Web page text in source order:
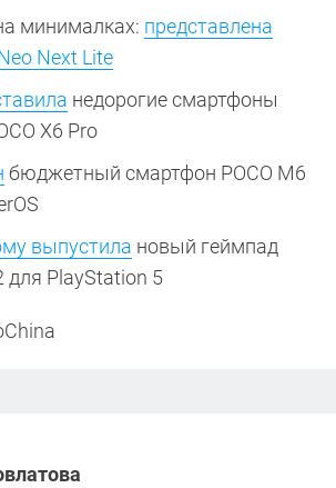
минималках: представлена
Next Lite
недорогие смартфоны
X6 Pro
бюджетный смартфон POCO M6
выпустила новый геймпад
для PlayStation 5